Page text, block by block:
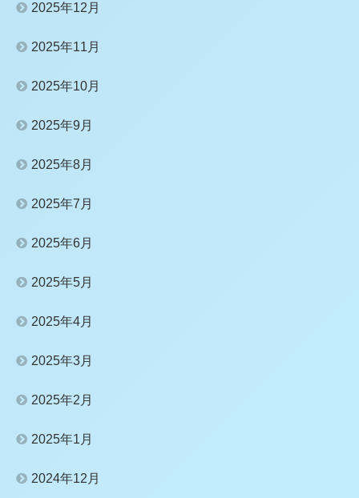
2025年12月
2025年11月
2025年10月
2025年9月
2025年8月
2025年7月
2025年6月
2025年5月
2025年4月
2025年3月
2025年2月
2025年1月
2024年12月